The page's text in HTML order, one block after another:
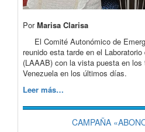
PorMarisa Clarisa
El Comité Autonómico de
reunido esta tarde en el
(LAAAB) con la vista puesta en
Venezuela en los últimos días.
Leer más…
CAMPAÑA